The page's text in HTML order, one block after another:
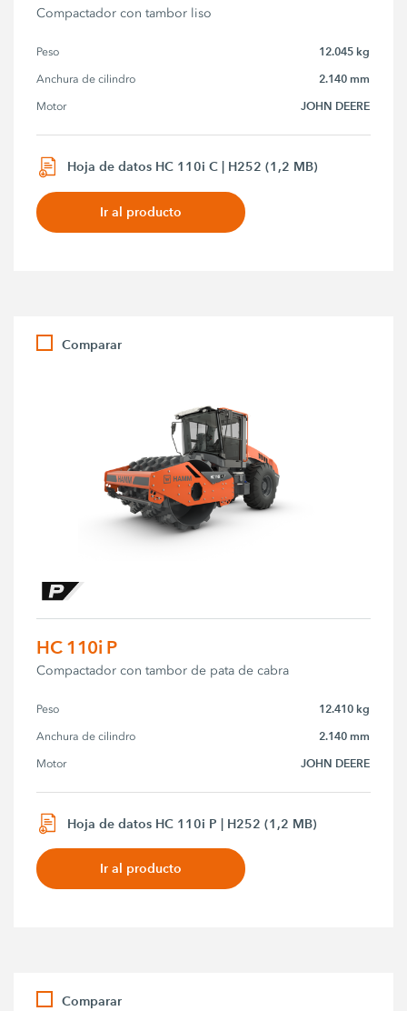
Compactador con tambor liso
Peso 12.045 kg
Anchura de cilindro 2.140 mm
Motor JOHN DEERE
Hoja de datos HC 110i C | H252 (1,2 MB)
Ir al producto
Comparar
HC 110i P
Compactador con tambor de pata de cabra
Peso 12.410 kg
Anchura de cilindro 2.140 mm
Motor JOHN DEERE
Hoja de datos HC 110i P | H252 (1,2 MB)
Ir al producto
Comparar